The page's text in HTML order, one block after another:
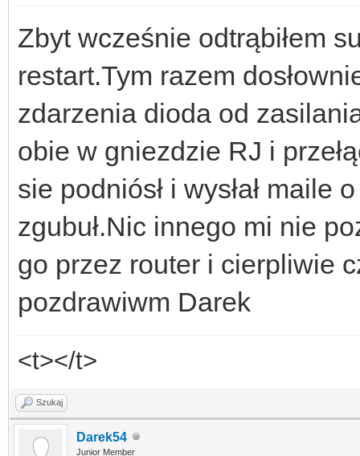
Zbyt wcześnie odtrąbiłem
restart.Tym razem
zdarzenia dioda od
obie w gniezdzie RJ i
sie podniósł i wysłał maile
zgubuł.Nic innego mi nie
go przez router i cierpliwie
pozdrawiwm Darek
<t></t>
Szukaj
Darek54
Junior Member